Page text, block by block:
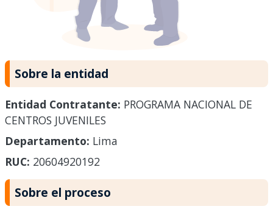
Sobre la entidad
Entidad Contratante: PROGRAMA NACIONAL DE
CENTROS JUVENILES
Departamento: Lima
RUC: 20604920192
Sobre el proceso